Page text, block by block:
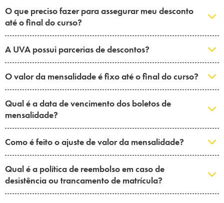
O que preciso fazer para assegurar meu desconto
até o final do curso?
A UVA possui parcerias de descontos?
O valor da mensalidade é fixo até o final do curso?
Qual é a data de vencimento dos boletos de
mensalidade?
Como é feito o ajuste de valor da mensalidade?
Qual é a política de reembolso em caso de
desistência ou trancamento de matrícula?